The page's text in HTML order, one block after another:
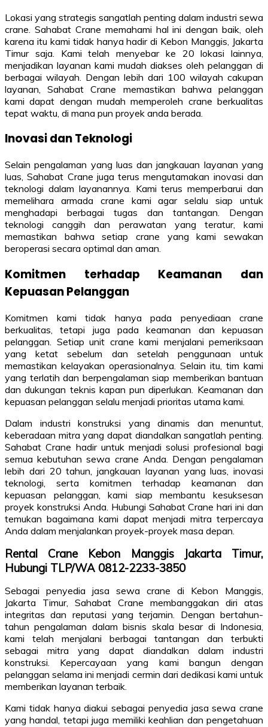
Lokasi yang strategis sangatlah penting dalam industri sewa
crane. Sahabat Crane memahami hal ini dengan baik, oleh
karena itu kami tidak hanya hadir di Kebon Manggis, Jakarta
Timur saja. Kami telah menyebar ke 20 lokasi lainnya,
menjadikan layanan kami mudah diakses oleh pelanggan di
berbagai wilayah. Dengan lebih dari 100 wilayah cakupan
layanan, Sahabat Crane memastikan bahwa pelanggan
kami dapat dengan mudah memperoleh crane berkualitas
tepat waktu, di mana pun proyek anda berada.
Inovasi dan Teknologi
Selain pengalaman yang luas dan jangkauan layanan yang
luas, Sahabat Crane juga terus mengutamakan inovasi dan
teknologi dalam layanannya. Kami terus memperbarui dan
memelihara armada crane kami agar selalu siap untuk
menghadapi berbagai tugas dan tantangan. Dengan
teknologi canggih dan perawatan yang teratur, kami
memastikan bahwa setiap crane yang kami sewakan
beroperasi secara optimal dan aman.
Komitmen terhadap Keamanan dan
Kepuasan Pelanggan
Komitmen kami tidak hanya pada penyediaan crane
berkualitas, tetapi juga pada keamanan dan kepuasan
pelanggan. Setiap unit crane kami menjalani pemeriksaan
yang ketat sebelum dan setelah penggunaan untuk
memastikan kelayakan operasionalnya. Selain itu, tim kami
yang terlatih dan berpengalaman siap memberikan bantuan
dan dukungan teknis kapan pun diperlukan. Keamanan dan
kepuasan pelanggan selalu menjadi prioritas utama kami.
Dalam industri konstruksi yang dinamis dan menuntut,
keberadaan mitra yang dapat diandalkan sangatlah penting.
Sahabat Crane hadir untuk menjadi solusi profesional bagi
semua kebutuhan sewa crane Anda. Dengan pengalaman
lebih dari 20 tahun, jangkauan layanan yang luas, inovasi
teknologi, serta komitmen terhadap keamanan dan
kepuasan pelanggan, kami siap membantu kesuksesan
proyek konstruksi Anda. Hubungi Sahabat Crane hari ini dan
temukan bagaimana kami dapat menjadi mitra terpercaya
Anda dalam menjalankan proyek-proyek masa depan.
Rental Crane Kebon Manggis Jakarta Timur,
Hubungi TLP/WA 0812-2233-3850
Sebagai penyedia jasa sewa crane di Kebon Manggis,
Jakarta Timur, Sahabat Crane membanggakan diri atas
integritas dan reputasi yang terjamin. Dengan bertahun-
tahun pengalaman dalam bisnis skala besar di Indonesia,
kami telah menjalani berbagai tantangan dan terbukti
sebagai mitra yang dapat diandalkan dalam industri
konstruksi. Kepercayaan yang kami bangun dengan
pelanggan selama ini menjadi cermin dari dedikasi kami untuk
memberikan layanan terbaik.
Kami tidak hanya diakui sebagai penyedia jasa sewa crane
yang handal, tetapi juga memiliki keahlian dan pengetahuan